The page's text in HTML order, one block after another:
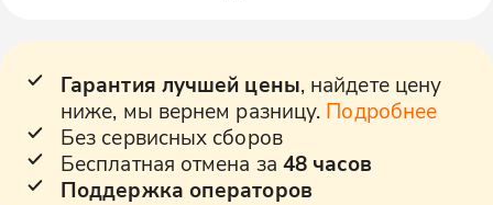
Гарантия лучшей цены, найдете цену
ниже, мы вернем разницу. Подробнее
Без сервисных сборов
Бесплатная отмена за 48 часов
Поддержка операторов